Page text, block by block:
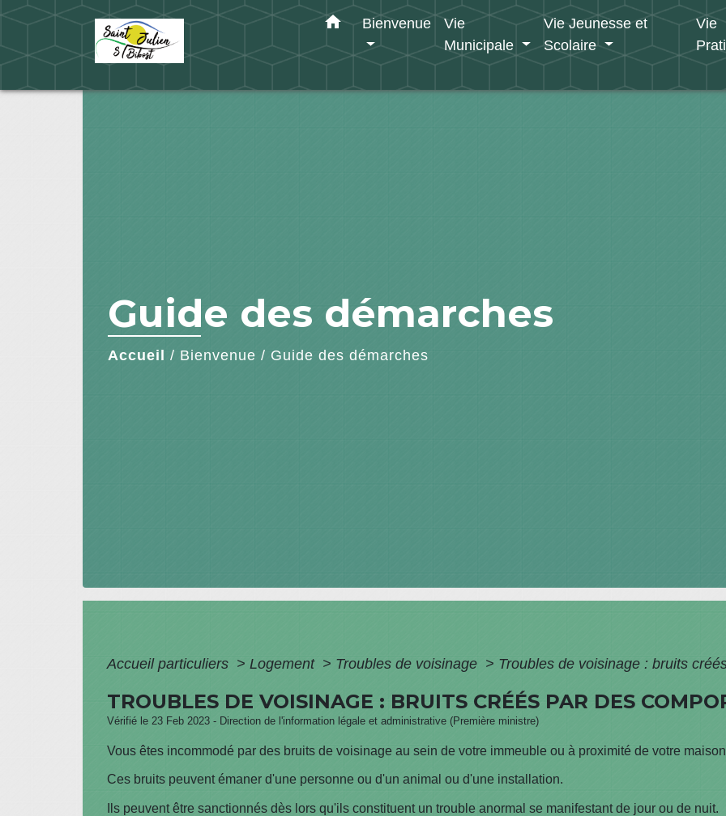
home Bienvenue
Vie
Municipale
Vie Jeunesse et
Scolaire
Vie
Guide des démarches
Accueil / Bienvenue / Guide des démarches
Accueil particuliers > Logement > Troubles de voisinage > Troubles de voisinage : bruits
TROUBLES DE VOISINAGE : BRUITS CRÉÉS PAR DES
Vérifié le 23 Feb 2023 - Direction de l'information légale et administrative (Première ministre)
Vous êtes incommodé par des bruits de voisinage au sein de votre immeuble ou à proximité de votre
Ces bruits peuvent émaner d'une personne ou d'un animal ou d'une installation.
Ils peuvent être sanctionnés dès lors qu'ils constituent un trouble anormal se manifestant de jour ou de nuit.